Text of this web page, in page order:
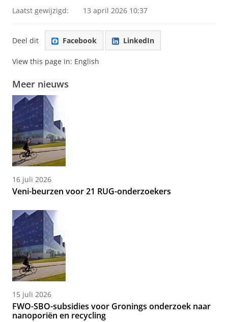
Laatst gewijzigd: 13 april 2026 10:37
Deel dit Facebook LinkedIn
View this page in: English
Meer nieuws
16 juli 2026
Veni-beurzen voor 21 RUG-onderzoekers
15 juli 2026
FWO-SBO-subsidies voor Gronings onderzoek naar
nanoporiën en recycling